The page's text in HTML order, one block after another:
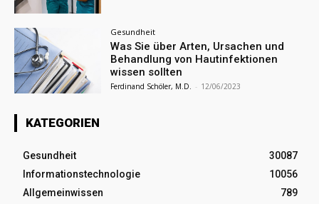
Gesundheit
Was Sie über Arten, Ursachen und
Behandlung von Hautinfektionen
wissen sollten
Ferdinand Schöler, M.D. - 12/06/2023
KATEGORIEN
Gesundheit
30087
Informationstechnologie
10056
Allgemeinwissen
789